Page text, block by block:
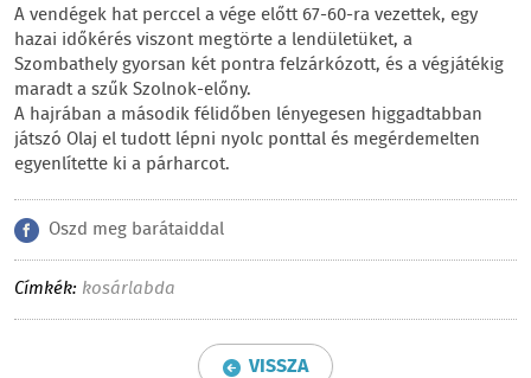
A vendégek hat perccel a vége előtt 67-60-ra vezettek, egy
hazai időkérés viszont megtörte a lendületüket, a
Szombathely gyorsan két pontra felzárkózott, és a végjátékig
maradt a szűk Szolnok-előny.
A hajrában a második félidőben lényegesen higgadtabban
játszó Olaj el tudott lépni nyolc ponttal és megérdemelten
egyenlítette ki a párharcot.
Oszd meg barátaiddal
Címkék: kosárlabda
VISSZA